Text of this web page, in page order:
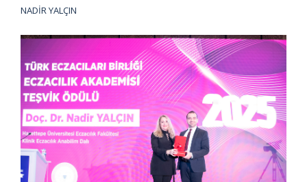
NADİR YALÇIN